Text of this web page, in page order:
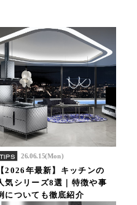
TIPS 26.06.15(Mon)
【2026年最新】キッチンの
気シリーズ8選｜特徴や事
についても徹底紹介